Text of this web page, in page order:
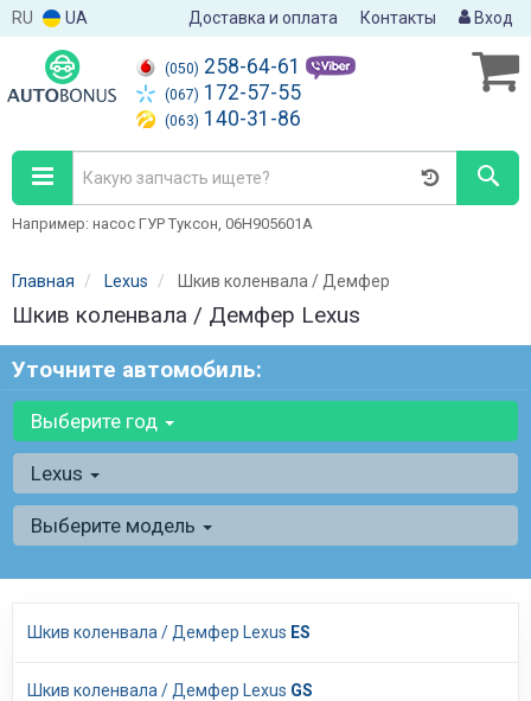
RU UA Доставка и оплата Контакты Вход
(050) 258-64-61
(067) 172-57-55
(063) 140-31-86
Например: насос ГУР Туксон, 06H905601A
Главная Lexus Шкив коленвала / Демфер
Шкив коленвала / Демфер Lexus
Уточните автомобиль:
Выберите год
Lexus
Выберите модель
Шкив коленвала / Демфер Lexus ES
Шкив коленвала / Демфер Lexus GS